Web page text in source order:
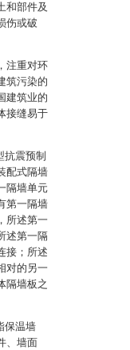
和部件及
伤或破
注重对环
筑污染的
建筑业的
接缝易于
抗震预制
配式隔墙
隔墙单元
第一隔墙
所述第一
述第一隔
接；所述
对的另一
隔墙板之
保温墙
、墙面